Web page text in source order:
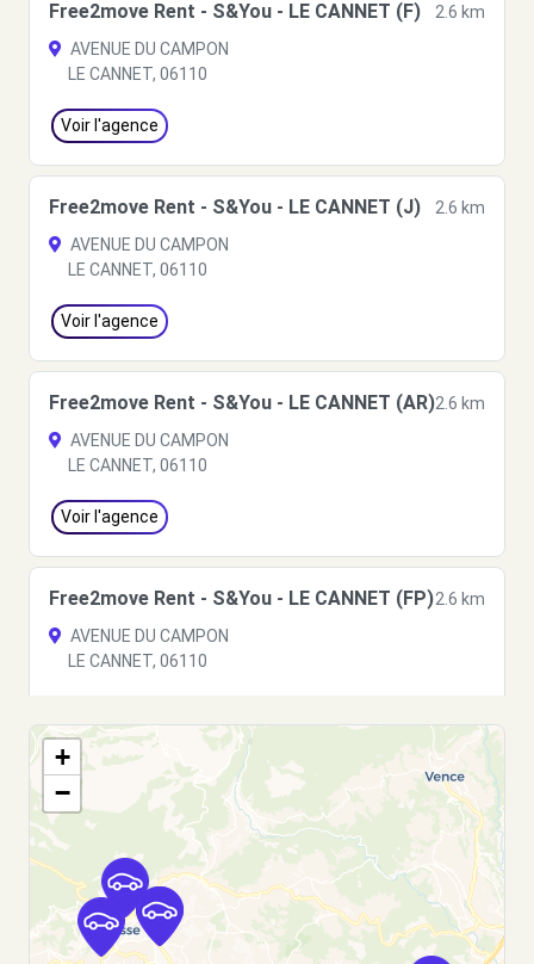
Free2move Rent - S&You - LE CANNET (F)
2.6 km
AVENUE DU CAMPON
LE CANNET, 06110
Voir l'agence
Free2move Rent - S&You - LE CANNET (J)
2.6 km
AVENUE DU CAMPON
LE CANNET, 06110
Voir l'agence
Free2move Rent - S&You - LE CANNET (AR)2.6 km
AVENUE DU CAMPON
LE CANNET, 06110
Voir l'agence
Free2move Rent - S&You - LE CANNET (FP)2.6 km
AVENUE DU CAMPON
LE CANNET, 06110
Free2move Rent - CHOPARD CANNES SCP -
MOUGINS (P)
3.5
km
235 ROUTE DU CANNET
MOUGINS, 06250
Voir l'agence
+
−